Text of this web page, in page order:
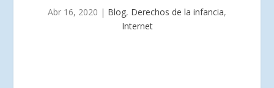
Abr 16, 2020 | Blog, Derechos de la infancia,
Internet